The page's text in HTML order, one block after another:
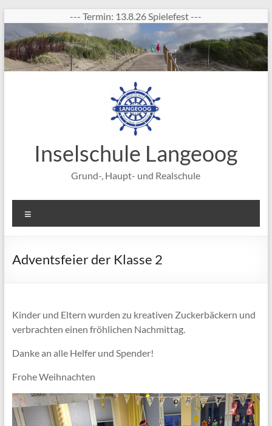
Inhalt
springen
--- Termin: 13.8.26 Spielefest ---
Inselschule Langeoog
Grund-, Haupt- und Realschule
Adventsfeier der Klasse 2
Kinder und Eltern wurden zu kreativen Zuckerbäckern und
verbrachten einen fröhlichen Nachmittag.
Danke an alle Helfer und Spender!
Frohe Weihnachten